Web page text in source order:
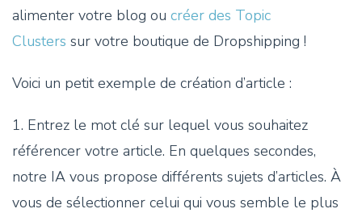
alimenter votre blog ou créer des Topic
Clusters sur votre boutique de Dropshipping !
Voici un petit exemple de création d’article :
1. Entrez le mot clé sur lequel vous souhaitez
référencer votre article. En quelques secondes,
notre IA vous propose différents sujets d’articles. À
vous de sélectionner celui qui vous semble le plus